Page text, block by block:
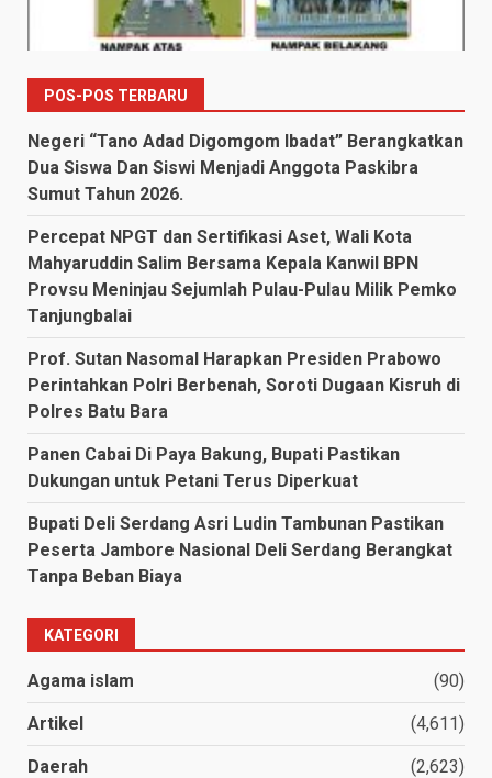
POS-POS TERBARU
Negeri “Tano Adad Digomgom Ibadat” Berangkatkan
Dua Siswa Dan Siswi Menjadi Anggota Paskibra
Sumut Tahun 2026.
Percepat NPGT dan Sertifikasi Aset, Wali Kota
Mahyaruddin Salim Bersama Kepala Kanwil BPN
Provsu Meninjau Sejumlah Pulau-Pulau Milik Pemko
Tanjungbalai
Prof. Sutan Nasomal Harapkan Presiden Prabowo
Perintahkan Polri Berbenah, Soroti Dugaan Kisruh di
Polres Batu Bara
Panen Cabai Di Paya Bakung, Bupati Pastikan
Dukungan untuk Petani Terus Diperkuat
Bupati Deli Serdang Asri Ludin Tambunan Pastikan
Peserta Jambore Nasional Deli Serdang Berangkat
Tanpa Beban Biaya
KATEGORI
Agama islam (90)
Artikel (4,611)
Daerah (2,623)